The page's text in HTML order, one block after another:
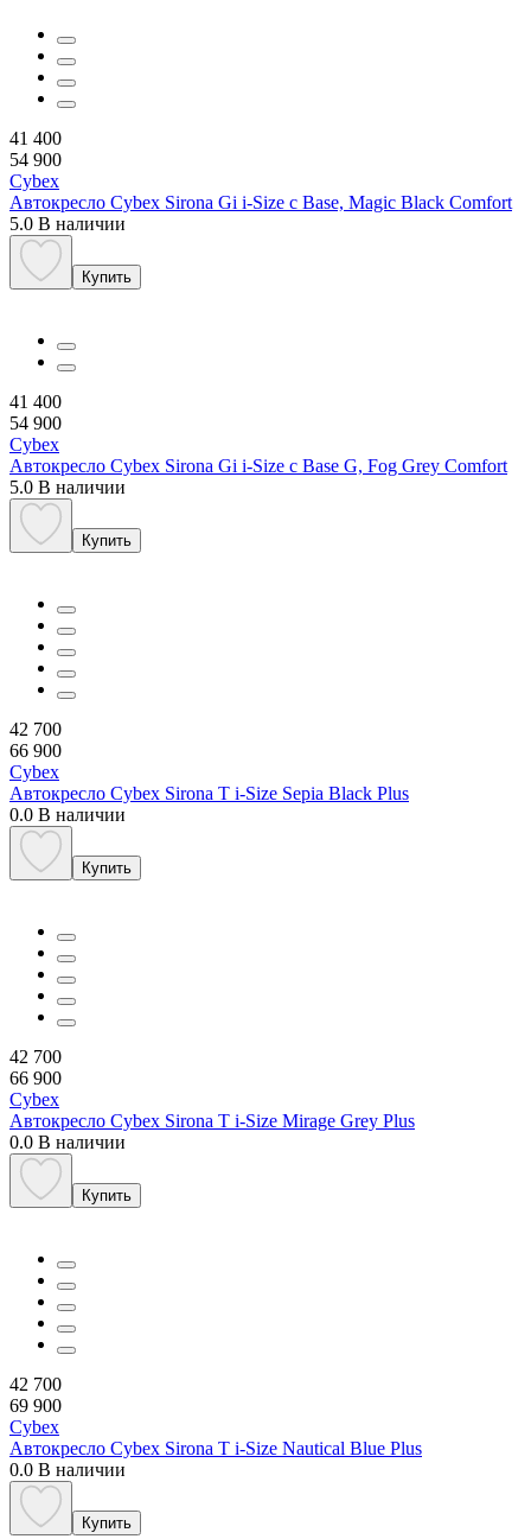
41 400
54 900
Cybex
Автокресло Сybex Sirona Gi i-Size c Base, Magic Black Comfort
5.0 В наличии
Купить
41 400
54 900
Cybex
Автокресло Сybex Sirona Gi i-Size с Base G, Fog Grey Comfort
5.0 В наличии
Купить
42 700
66 900
Cybex
Автокресло Cybex Sirona T i-Size Sepia Black Plus
0.0 В наличии
Купить
42 700
66 900
Cybex
Автокресло Cybex Sirona T i-Size Mirage Grey Plus
0.0 В наличии
Купить
42 700
69 900
Cybex
Автокресло Cybex Sirona T i-Size Nautical Blue Plus
0.0 В наличии
Купить